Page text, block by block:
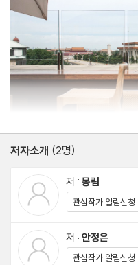
5평 남짓 공간 속 진한 커피
문학적 감성이 가득한 오피스
器生茶時
중국식 정원을 바라보며 즐
북경 뉴트로의 진수를 느껴
/ 색다른 경험을 즐기는 테마
Friends Cafe
북경에서 다시 만난 친구들,
雙城廳
마음까지 풀어지는 안락한 북
저자소개 (2명)
저 : 몽림
관심작가 알림신청
저 : 안정은
관심작가 알림신청